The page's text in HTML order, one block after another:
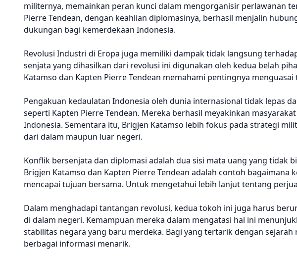
militernya, memainkan peran kunci dalam mengorganisir perlawanan
Pierre Tendean, dengan keahlian diplomasinya, berhasil menjalin
dukungan bagi kemerdekaan Indonesia.
Revolusi Industri di Eropa juga memiliki dampak tidak langsung
senjata yang dihasilkan dari revolusi ini digunakan oleh kedua belah
Katamso dan Kapten Pierre Tendean memahami pentingnya
Pengakuan kedaulatan Indonesia oleh dunia internasional tidak lepas
seperti Kapten Pierre Tendean. Mereka berhasil meyakinkan
Indonesia. Sementara itu, Brigjen Katamso lebih fokus pada strategi
dari dalam maupun luar negeri.
Konflik bersenjata dan diplomasi adalah dua sisi mata uang yang tidak
Brigjen Katamso dan Kapten Pierre Tendean adalah contoh
mencapai tujuan bersama. Untuk mengetahui lebih lanjut tentang
Dalam menghadapi tantangan revolusi, kedua tokoh ini juga harus
di dalam negeri. Kemampuan mereka dalam mengatasi hal ini
stabilitas negara yang baru merdeka. Bagi yang tertarik dengan sejarah
berbagai informasi menarik.